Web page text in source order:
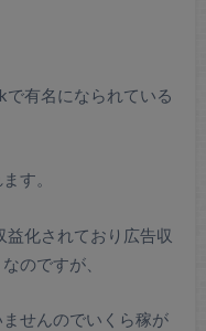
有名になられている
す。
化されており広告収
のですが、
せんのでいくら稼が